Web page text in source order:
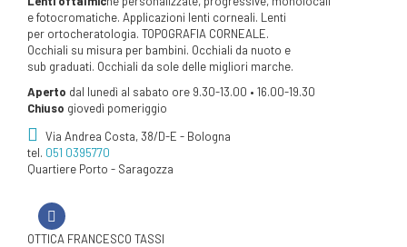
e fotocromatiche. Applicazioni lenti corneali. Lenti
per ortocheratologia. TOPOGRAFIA CORNEALE.
Occhiali su misura per bambini. Occhiali da nuoto e
sub graduati. Occhiali da sole delle migliori marche.
Aperto dal lunedì al sabato ore 9.30-13.00 • 16.00-19.30
Chiuso giovedì pomeriggio
Via Andrea Costa, 38/D-E - Bologna
tel. 051 0395770
Quartiere Porto - Saragozza
OTTICA FRANCESCO TASSI